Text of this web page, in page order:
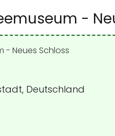
-
Deutschland